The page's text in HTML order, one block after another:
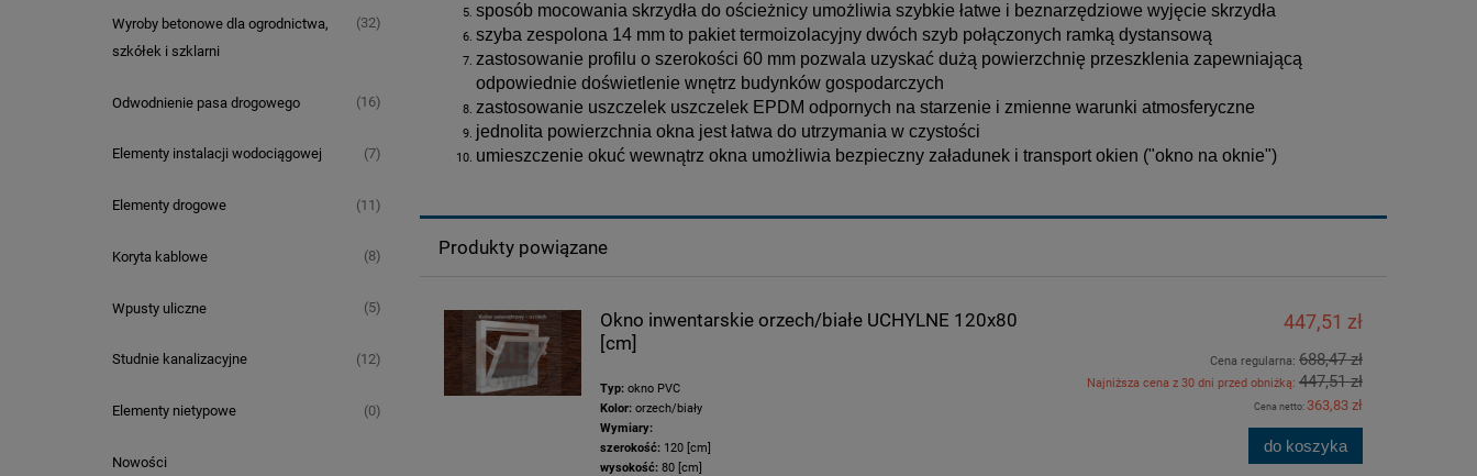
Wyroby betonowe dla ogrodnictwa,
szkółek i szklarni
(32)
Odwodnienie pasa drogowego (16)
Elementy instalacji wodociągowej (7)
Elementy drogowe (11)
Koryta kablowe (8)
Wpusty uliczne (5)
Studnie kanalizacyjne (12)
Elementy nietypowe (0)
Nowości
sposób mocowania skrzydła do ościeżnicy umożliwia szybkie łatwe i beznarzędziowe wyjęcie skrzydła
szyba zespolona 14 mm to pakiet termoizolacyjny dwóch szyb połączonych ramką dystansową
zastosowanie profilu o szerokości 60 mm pozwala uzyskać dużą powierzchnię przeszklenia zapewniającą
odpowiednie doświetlenie wnętrz budynków gospodarczych
zastosowanie uszczelek uszczelek EPDM odpornych na starzenie i zmienne warunki atmosferyczne
jednolita powierzchnia okna jest łatwa do utrzymania w czystości
umieszczenie okuć wewnątrz okna umożliwia bezpieczny załadunek i transport okien ("okno na oknie")
Produkty powiązane
Okno inwentarskie orzech/białe UCHYLNE 120x80
[cm]
Typ: okno PVC
Kolor: orzech/biały
Wymiary:
szerokość: 120 [cm]
wysokość: 80 [cm]
447,51 zł
Cena regularna: 688,47 zł
Najniższa cena z 30 dni przed obniżką: 447,51 zł
Cena netto: 363,83 zł
do koszyka